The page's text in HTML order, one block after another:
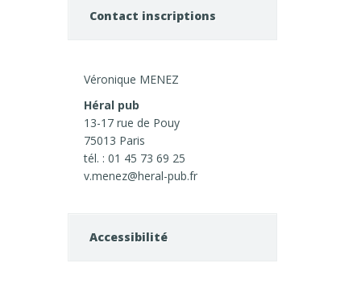
Contact inscriptions
Véronique MENEZ
Héral pub
13-17 rue de Pouy
75013 Paris
tél. : 01 45 73 69 25
v.menez@heral-pub.fr
Accessibilité